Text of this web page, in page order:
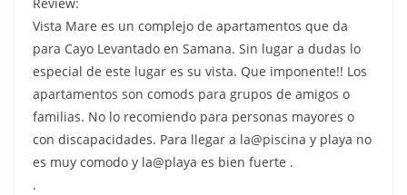
Vista Mare es un complejo de apartamentos que da
para Cayo Levantado en Samana. Sin lugar a dudas lo
especial de este lugar es su vista. Que imponente!! Los
apartamentos son comods para grupos de amigos o
familias. No lo recomiendo para personas mayores o
con discapacidades. Para llegar a la@piscina y playa no
es muy comodo y la@playa es bien fuerte .
.